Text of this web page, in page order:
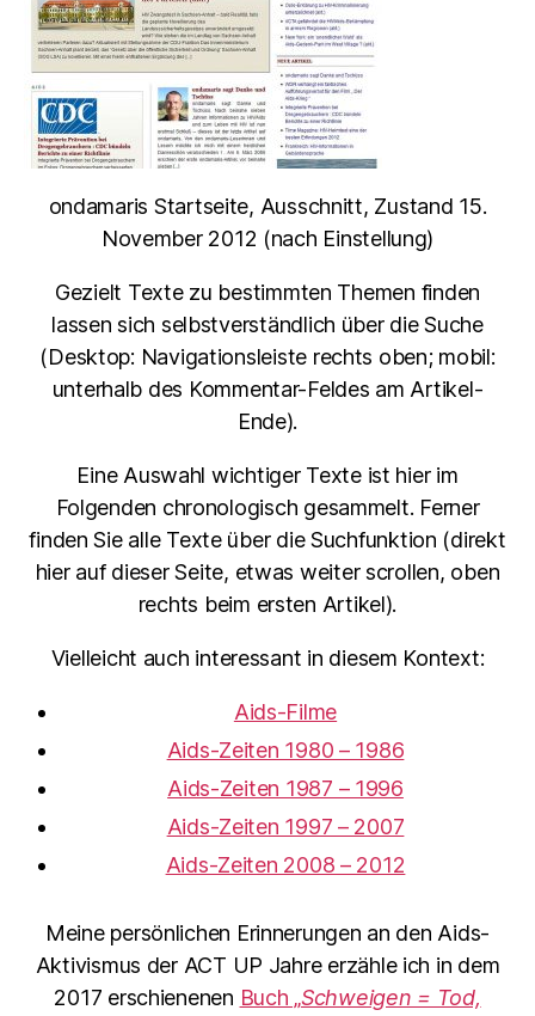
ondamaris Startseite, Ausschnitt, Zustand 15.
November 2012 (nach Einstellung)
Gezielt Texte zu bestimmten Themen finden
lassen sich selbstverständlich über die Suche
(Desktop: Navigationsleiste rechts oben; mobil:
unterhalb des Kommentar-Feldes am Artikel-
Ende).
Eine Auswahl wichtiger Texte ist hier im
Folgenden chronologisch gesammelt. Ferner
finden Sie alle Texte über die Suchfunktion (direkt
hier auf dieser Seite, etwas weiter scrollen, oben
rechts beim ersten Artikel).
Vielleicht auch interessant in diesem Kontext:
Aids-Filme
Aids-Zeiten 1980 – 1986
Aids-Zeiten 1987 – 1996
Aids-Zeiten 1997 – 2007
Aids-Zeiten 2008 – 2012
Meine persönlichen Erinnerungen an den Aids-
Aktivismus der ACT UP Jahre erzähle ich in dem
2017 erschienenen Buch „Schweigen = Tod,